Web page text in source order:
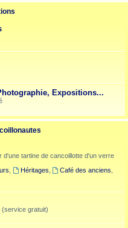
Expositions...
d'une tartine de cancoillotte d'un verre
Héritages Café des anciens
(service gratuit)